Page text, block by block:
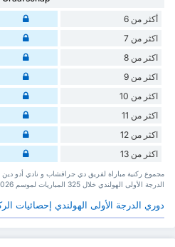
أكثر من 6
اكثر من 7
اكثر من 8
اكثر من 9
اكثر من 10
اكثر من 11
اكثر من 12
اكثر من 13
‏مجموع ركنية مباراة لفريق دي جرافشاب و نادي أدو
الدرجة الأولى الهولندي ‏خلال 325 ‏المباريات لموسم 2025/2026.
دوري الدرجة الأولى الهولندي إحصائيات